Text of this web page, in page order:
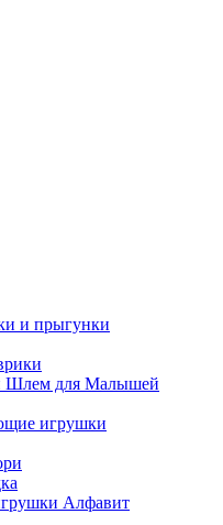
и прыгунки
Шлем для Малышей
игрушки
Алфавит